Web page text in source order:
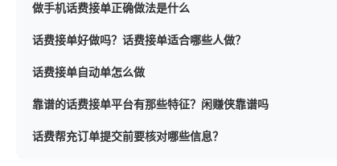
做手机话费接单正确做法是什么
话费接单好做吗？话费接单适合哪些人做？
话费接单自动单怎么做
靠谱的话费接单平台有那些特征？闲赚侠靠谱吗
话费帮充订单提交前要核对哪些信息？